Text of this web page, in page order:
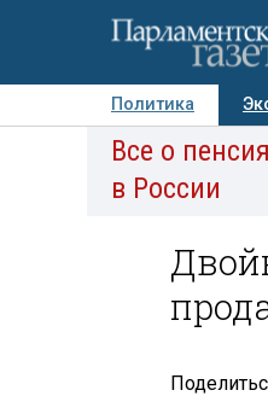
Политика
Авторы
Все о
в России